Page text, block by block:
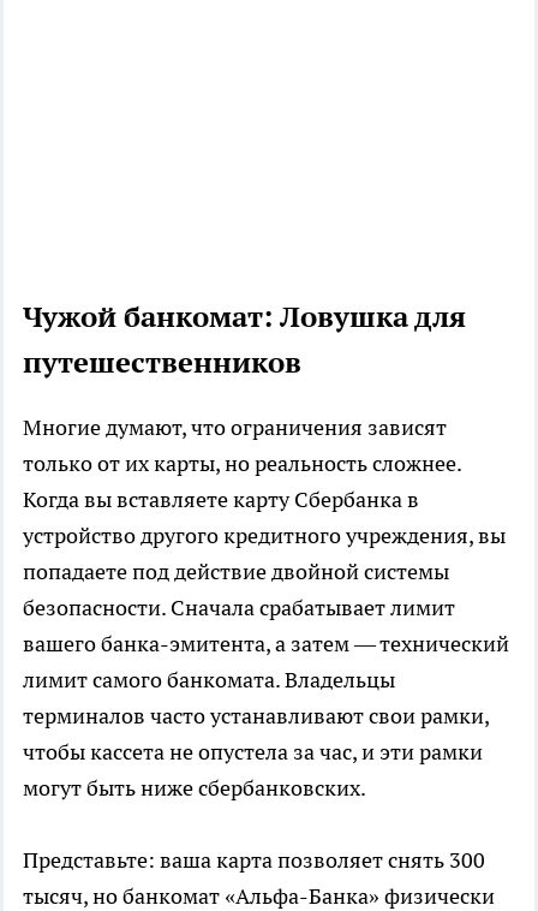
Чужой банкомат: Ловушка для
путешественников
Многие думают, что ограничения зависят
только от их карты, но реальность сложнее.
Когда вы вставляете карту Сбербанка в
устройство другого кредитного учреждения, вы
попадаете под действие двойной системы
безопасности. Сначала срабатывает лимит
вашего банка-эмитента, а затем — технический
лимит самого банкомата. Владельцы
терминалов часто устанавливают свои рамки,
чтобы кассета не опустела за час, и эти рамки
могут быть ниже сбербанковских.
Представьте: ваша карта позволяет снять 300
тысяч, но банкомат «Альфа-Банка» физически